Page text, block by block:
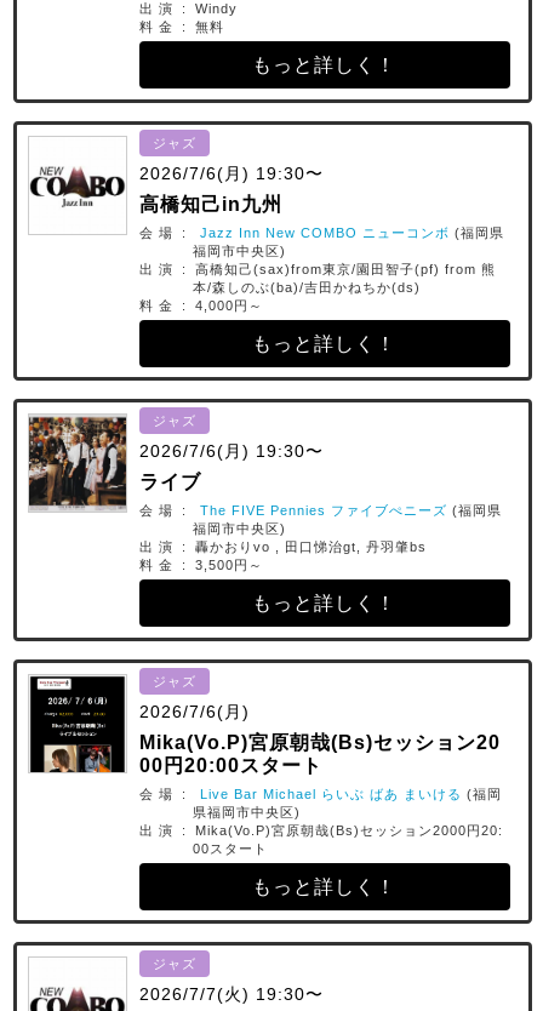
出 演 : Windy
料 金 : 無料
もっと詳しく！
ジャズ
2026/7/6(月) 19:30〜
高橋知己in九州
会 場 : Jazz Inn New COMBO ニューコンボ (福岡県
福岡市中央区)
出 演 : 高橋知己(sax)from東京/園田智子(pf) from 熊
本/森しのぶ(ba)/吉田かねちか(ds)
料 金 : 4,000円～
もっと詳しく！
ジャズ
2026/7/6(月) 19:30〜
ライブ
会 場 : The FIVE Pennies ファイブぺニーズ (福岡県
福岡市中央区)
出 演 : 轟かおりvo , 田口悌治gt, 丹羽肇bs
料 金 : 3,500円～
もっと詳しく！
ジャズ
2026/7/6(月)
Mika(Vo.P)宮原朝哉(Bs)セッション20
00円20:00スタート
会 場 : Live Bar Michael らいぶ ばあ まいける (福岡
県福岡市中央区)
出 演 : Mika(Vo.P)宮原朝哉(Bs)セッション2000円20:
00スタート
もっと詳しく！
ジャズ
2026/7/7(火) 19:30〜